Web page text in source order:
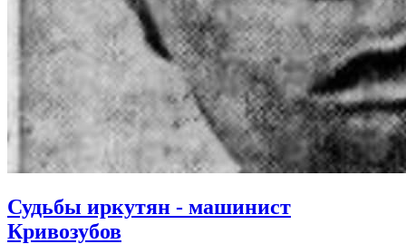
Судьбы иркутян - машинист
Кривозубов